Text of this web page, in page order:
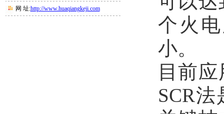
网 址:http://www.huaqiangkeji.com
个火
小。
目前
SCR